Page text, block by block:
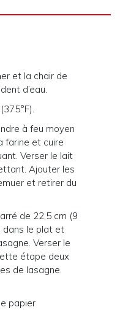
et la chair de
d’eau.
à feu moyen
farine et cuire
Verser le lait
Ajouter les
et retirer du
de 22,5 cm (9
dans le plat et
Verser le
étape deux
de lasagne.
papier